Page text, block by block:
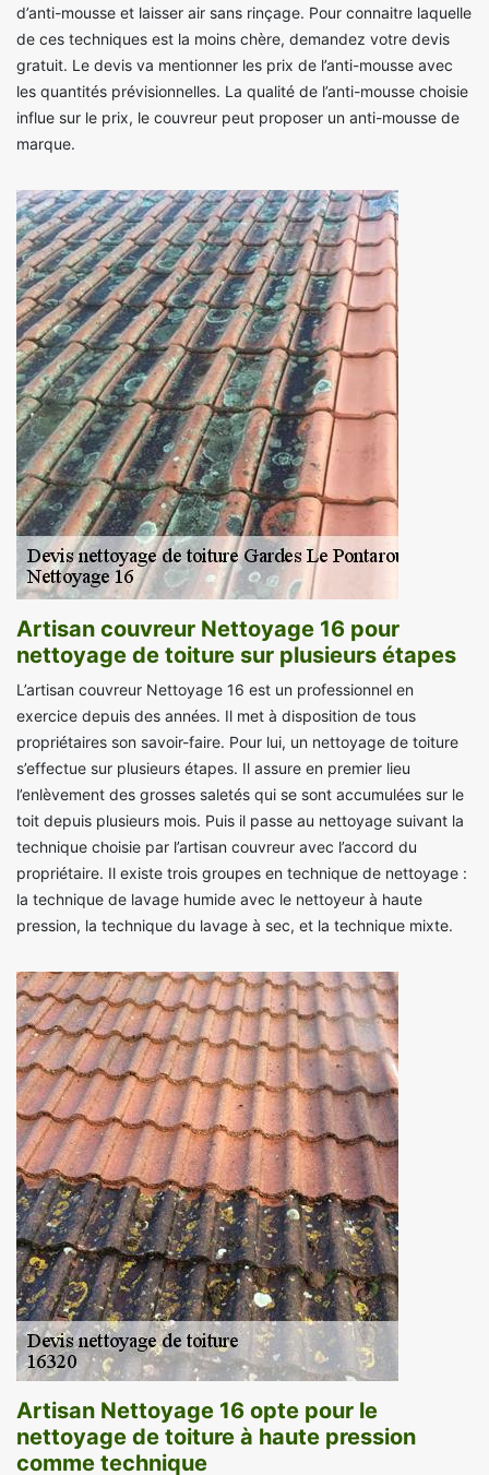
d’anti-mousse et laisser air sans rinçage. Pour connaitre laquelle
de ces techniques est la moins chère, demandez votre devis
gratuit. Le devis va mentionner les prix de l’anti-mousse avec
les quantités prévisionnelles. La qualité de l’anti-mousse choisie
influe sur le prix, le couvreur peut proposer un anti-mousse de
marque.
Artisan couvreur Nettoyage 16 pour
nettoyage de toiture sur plusieurs étapes
L’artisan couvreur Nettoyage 16 est un professionnel en
exercice depuis des années. Il met à disposition de tous
propriétaires son savoir-faire. Pour lui, un nettoyage de toiture
s’effectue sur plusieurs étapes. Il assure en premier lieu
l’enlèvement des grosses saletés qui se sont accumulées sur le
toit depuis plusieurs mois. Puis il passe au nettoyage suivant la
technique choisie par l’artisan couvreur avec l’accord du
propriétaire. Il existe trois groupes en technique de nettoyage :
la technique de lavage humide avec le nettoyeur à haute
pression, la technique du lavage à sec, et la technique mixte.
Artisan Nettoyage 16 opte pour le
nettoyage de toiture à haute pression
comme technique